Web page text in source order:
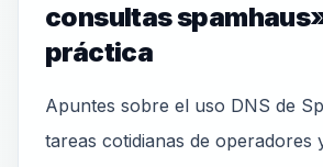
consultas
práctica
Apuntes sobre el uso DNS de
tareas cotidianas de operadores